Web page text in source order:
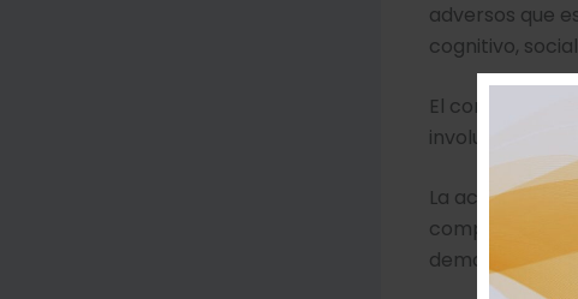
adversos que
cognitivo,
El
involucren
La actividad
compartieron
demandas de